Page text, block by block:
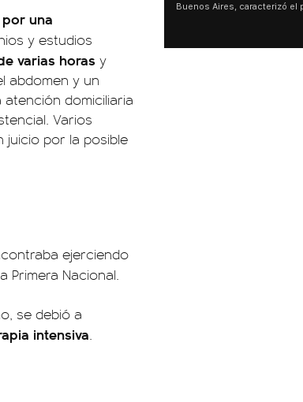
una
y estudios
varias horas y
abdomen y un
domiciliaria
Varios
juicio por la posible
ejerciendo
Primera Nacional.
se debió a
intensiva.
Buenos Aires, caracterizó el
como "una lista sábana con temas
y destacó "la movilización popular".